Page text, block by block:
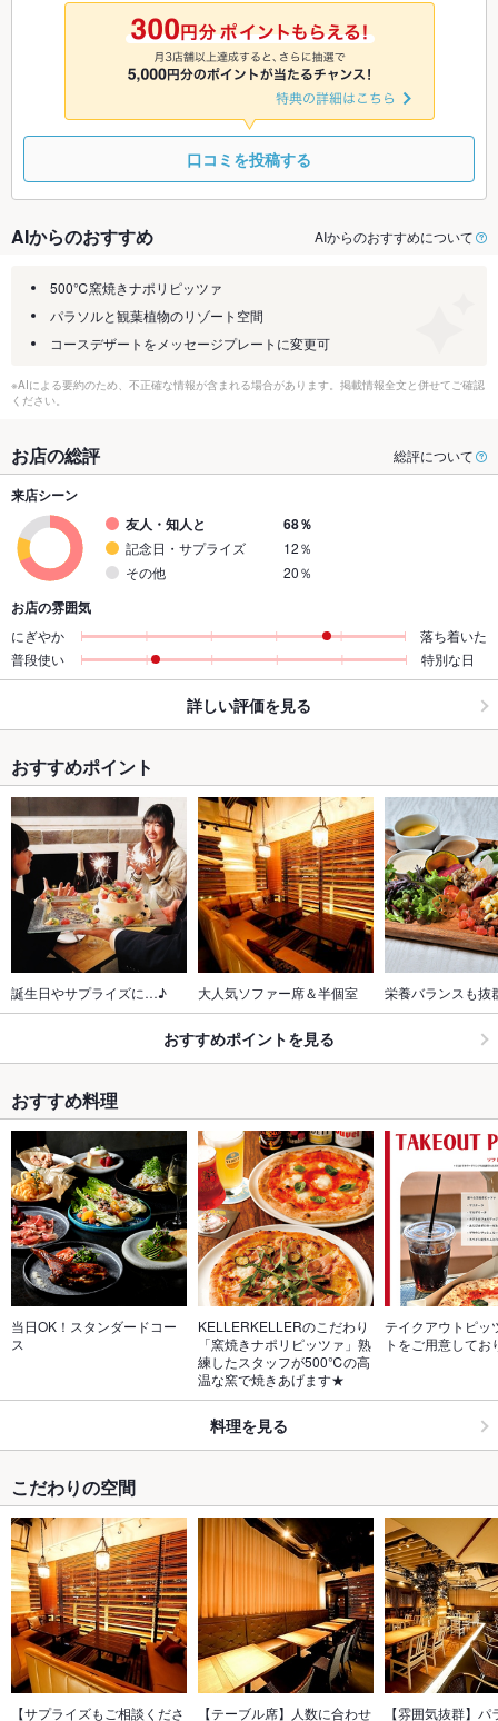
9/6
◎
9/7
◎
9/8
◎
口コミを投稿する
AIからのおすすめ AIからのおすすめについて
500℃窯焼きナポリピッツァ
パラソルと観葉植物のリゾート空間
コースデザートをメッセージプレートに変更可
※AIによる要約のため、不正確な情報が含まれる場合があります。掲載情報全文と併せてご確認
ください。
お店の総評 総評について
来店シーン
友人・知人と
68％
記念日・サプライズ
12％
その他
20％
お店の雰囲気
にぎやか
落ち着いた
普段使い
特別な日
詳しい評価を見る
おすすめポイント
誕生日やサプライズに…♪ 大人気ソファー席＆半個室 栄養バランスも抜
おすすめポイントを見る
おすすめ料理
当日OK！スタンダードコー
ス
KELLERKELLERのこだわり
「窯焼きナポリピッツァ」熟
練したスタッフが500℃の高
温な窯で焼きあげます★
テイクアウトピッ
トをご用意してお
料理を見る
こだわりの空間
【サプライズもご相談くださ 【テーブル席】人数に合わせ 【雰囲気抜群】